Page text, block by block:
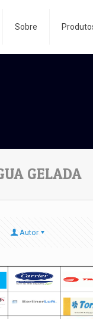
Sobre
GELADA
Autor